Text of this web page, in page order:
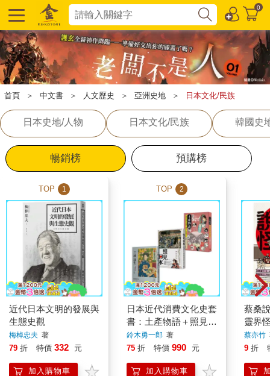
0
首頁 ＞ 中文書 ＞ 人文歷史 ＞ 亞洲史地 ＞ 日本文化/民族
日本史地/人物 日本文化/民族 韓國史
暢銷榜 預購榜
TOP 1
近代日本文明的發展與
生態史觀
梅棹忠夫 著
79 折 特價 332 元
加入購物車
TOP 2
日本近代消費文化史套
書：土產物語＋照見日
本＋三越誕生
鈴木勇一郎 著
75 折 特價 990 元
加入購物車
蔡桑
靈界
灣
蔡亦竹
9 折